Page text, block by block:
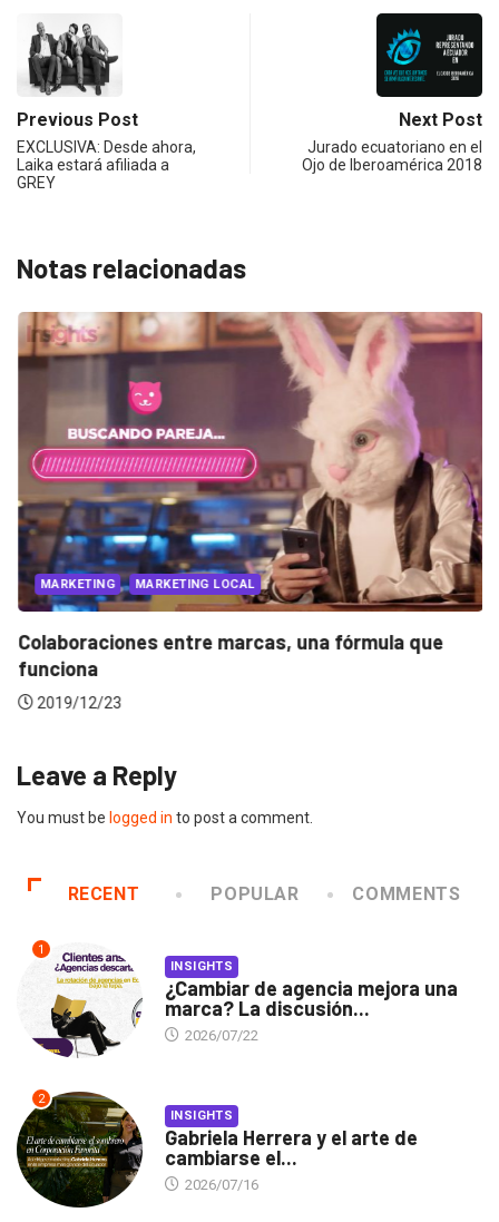
Previous Post
EXCLUSIVA: Desde ahora,
Laika estará afiliada a
GREY
Next Post
Jurado ecuatoriano en el
Ojo de Iberoamérica 2018
Notas relacionadas
MARKETING MARKETING LOCAL
Colaboraciones entre marcas, una fórmula que
funciona
2019/12/23
Leave a Reply
You must be logged in to post a comment.
RECENT POPULAR COMMENTS
1
INSIGHTS
¿Cambiar de agencia mejora una
marca? La discusión...
2026/07/22
2
INSIGHTS
Gabriela Herrera y el arte de
cambiarse el...
2026/07/16